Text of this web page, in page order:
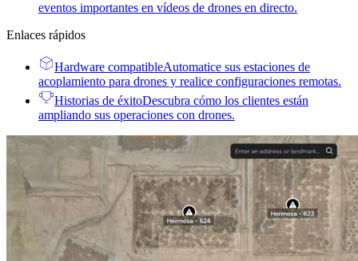
eventos importantes en vídeos de drones en directo.
Enlaces rápidos
Hardware compatibleAutomatice sus estaciones de
acoplamiento para drones y realice configuraciones remotas.
Historias de éxitoDescubra cómo los clientes están
ampliando sus operaciones con drones.